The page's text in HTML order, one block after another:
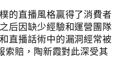
的直播風格贏得了消費者
后因缺少經驗和運營團隊
直播話術中的漏洞經常被
索賠，陶新霞對此深受其